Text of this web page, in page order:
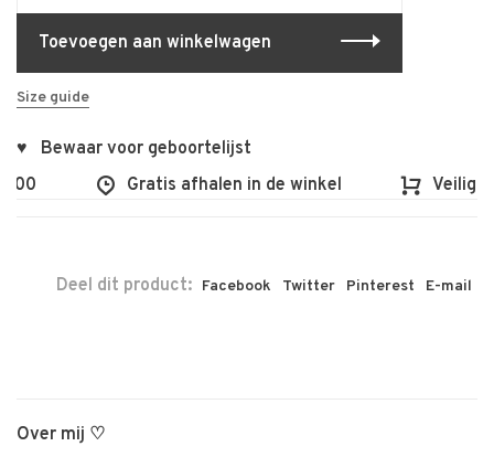
Toevoegen aan winkelwagen
Size guide
♥ Bewaar voor geboortelijst
Gratis afhalen in de winkel Veilig en
Deel dit product: Facebook Twitter Pinterest E-mail
Over mij ♡